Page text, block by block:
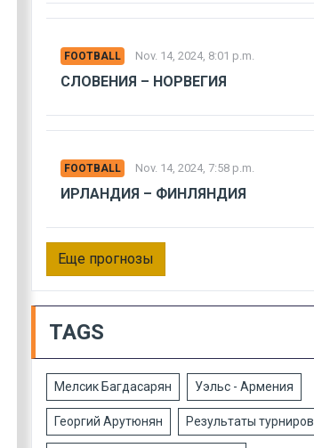
FOOTBALL Nov. 14, 2024, 8:01 p.m.
СЛОВЕНИЯ – НОРВЕГИЯ
FOOTBALL Nov. 14, 2024, 7:58 p.m.
ИРЛАНДИЯ – ФИНЛЯНДИЯ
Еще прогнозы
TAGS
Мелсик Багдасарян Уэльс - Армения
Георгий Арутюнян Результаты турниров